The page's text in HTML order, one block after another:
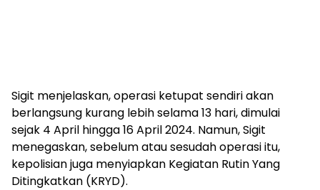
Sigit menjelaskan, operasi ketupat sendiri akan
berlangsung kurang lebih selama 13 hari, dimulai
sejak 4 April hingga 16 April 2024. Namun, Sigit
menegaskan, sebelum atau sesudah operasi itu,
kepolisian juga menyiapkan Kegiatan Rutin Yang
Ditingkatkan (KRYD).